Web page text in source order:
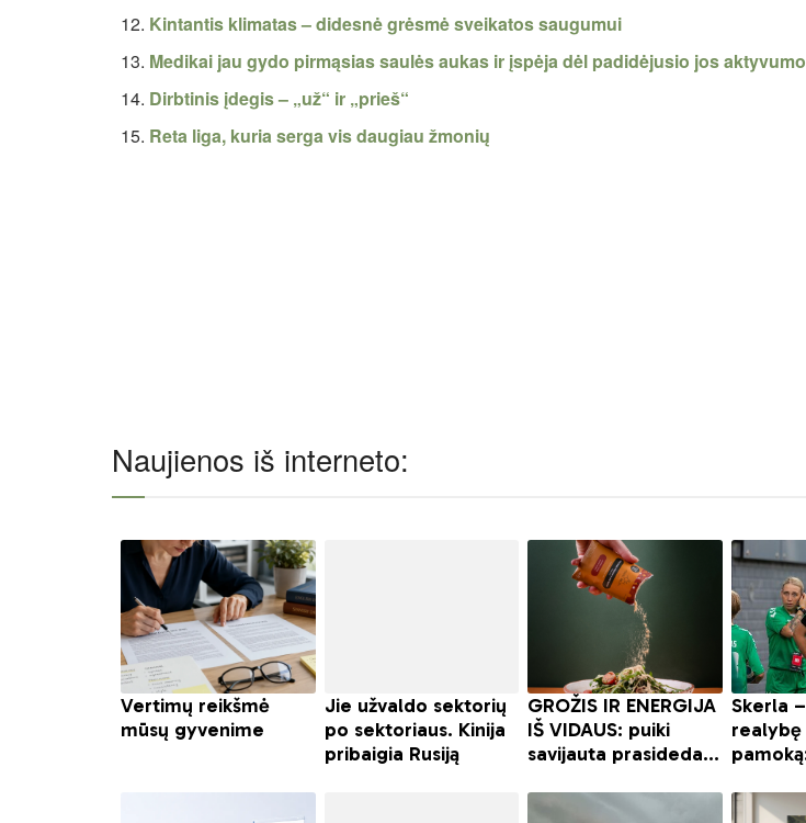
Kintantis klimatas – didesnė grėsmė sveikatos saugumui
Medikai jau gydo pirmąsias saulės aukas ir įspėja dėl padidėjusio jos aktyvumo
Dirbtinis įdegis – „už“ ir „prieš“
Reta liga, kuria serga vis daugiau žmonių
Naujienos iš interneto: